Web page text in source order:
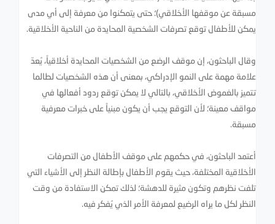
مسبقة عن موقفها الأخلاقي)؛ حتى يتمكنوا من معرفة إلى أي مدى
يمكن للأطفال توقع تصرفات الشخصية المحايدة من الناحية الأخلاقية.
وقال الباحثون، إن موقف الرضع من الشخصيات المحايدة أخلاقياً، يُعدّ
علامة مهمة على النمو الإدراكي، بمعنى أن هذه الشخصيات لطالما
تتميز بالغموض الأخلاقي، بالتالي لا يمكن توقع ردود أفعالها في
مواقف معينة؛ لأن التوقع يجب أن يكون مبنياً على خبرات معرفية
مسبقة.
أعتمد الباحثون، في حكمهم على موقف الأطفال من التصرفات
الأخلاقية المختلفة، حيث يقوم الأطفال بإطالة النظر إلى الأشياء التي
تلفت نظرهم وتكون مثيرة للدهشة؛ لذلك تمكن الاستفادة من وقت
النظر لكل ما يراه الرضيع لمعرفة الأمر الذي يُفكر فيه.